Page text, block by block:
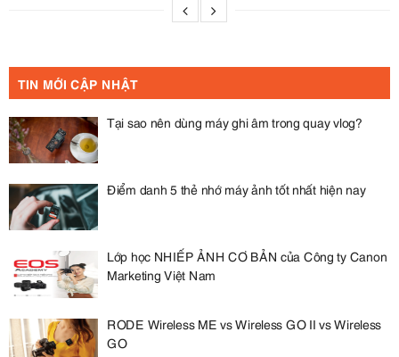
TIN MỚI CẬP NHẬT
Tại sao nên dùng máy ghi âm trong quay vlog?
Điểm danh 5 thẻ nhớ máy ảnh tốt nhất hiện nay
Lớp học NHIẾP ẢNH CƠ BẢN của Công ty Canon
Marketing Việt Nam
RODE Wireless ME vs Wireless GO II vs Wireless
GO